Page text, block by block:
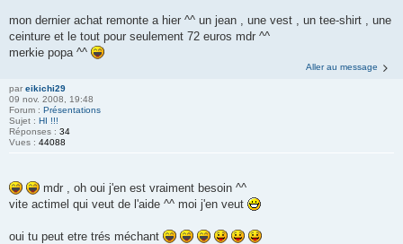
mon dernier achat remonte a hier ^^ un jean , une vest , un tee-shirt , une
ceinture et le tout pour seulement 72 euros mdr ^^
merkie popa ^^
Aller au message
par eikichi29
09 nov. 2008, 19:48
Forum : Présentations
Sujet : HI !!!
Réponses : 34
Vues : 44088
mdr , oh oui j'en est vraiment besoin ^^
vite actimel qui veut de l'aide ^^ moi j'en veut
oui tu peut etre trés méchant